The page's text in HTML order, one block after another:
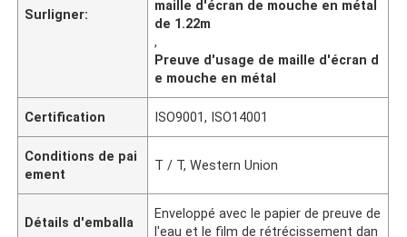
Surligner:
maille d'écran de mouche en métal
de 1.22m
,
Preuve d'usage de maille d'écran d
e mouche en métal
Certification ISO9001, ISO14001
Conditions de pai
ement
T / T, Western Union
Détails d'emballa
Enveloppé avec le papier de preuve de
l'eau et le film de rétrécissement dan